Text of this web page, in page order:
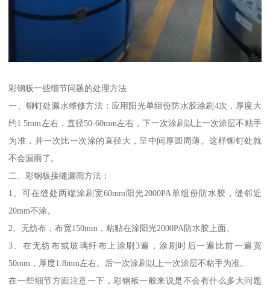
彩钢板一些细节问题的处理方法
一、铆钉处漏水维修方法：应用阳光单组份防水胶涂刷4次，厚度大
约1.5mm左右，直径50-60mm左右，下一次涂刷以上一次涂层不粘手
为准，并一次比一次涂的直径大，呈中间厚圆周薄。这样铆钉处就
不会漏雨了。
二、彩钢板接缝漏雨方法：
1、可在缝处两端涂刷宽60mm阳光2000PA单组份防水胶，缝邻近
20mm不涂。
2、无纺布，布宽150mm，粘贴在涂阳光2000PA防水胶上面。
3、在无纺布或玻璃纤布上涂刷3遍，涂刷时后一遍比前一遍宽
50mm，厚度1.8mm左右。后一次涂刷以上一次涂层不粘手为准。
在一些细节方面注意一下，彩钢板一般来说是不会有什么多大问题